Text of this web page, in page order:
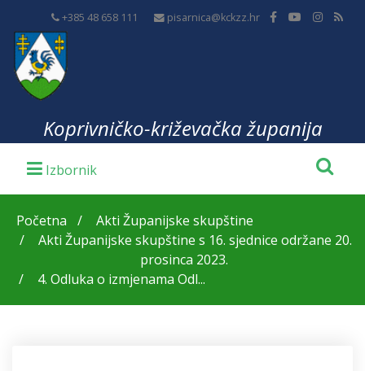
+385 48 658 111 pisarnica@kckzz.hr
Koprivničko-križevačka županija
Početna
Akti Županijske skupštine
Akti Županijske skupštine s 16. sjednice održane 20.
prosinca 2023.
4. Odluka o izmjenama Odl...